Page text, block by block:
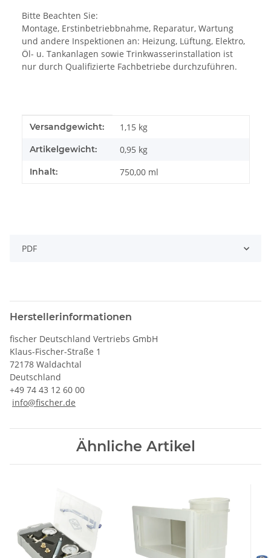
Bitte Beachten Sie:
Montage, Erstinbetriebbnahme, Reparatur, Wartung
und andere Inspektionen an: Heizung, Lüftung, Elektro,
Öl- u. Tankanlagen sowie Trinkwasserinstallation ist
nur durch Qualifizierte Fachbetriebe durchzuführen.
Produkteigenschaft
Wert
Versandgewicht: 1,15 kg
Artikelgewicht: 0,95 kg
Inhalt: 750,00 ml
PDF
Herstellerinformationen
fischer Deutschland Vertriebs GmbH
Klaus-Fischer-Straße 1
72178 Waldachtal
Deutschland
+49 74 43 12 60 00
info@fischer.de
Ähnliche Artikel